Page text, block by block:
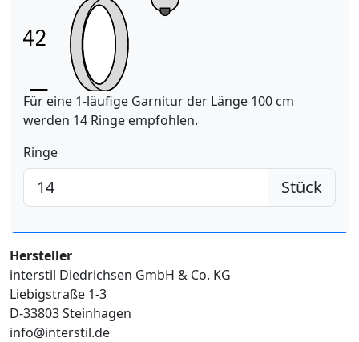
Für eine 1-läufige Garnitur der Länge 100 cm
werden 14 Ringe empfohlen.
Ringe
Stück
Hersteller
interstil Diedrichsen GmbH & Co. KG
Liebigstraße 1-3
D-33803 Steinhagen
info@interstil.de